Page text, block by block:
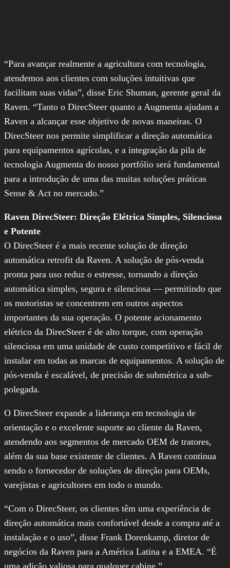
“Para avançar realmente a agricultura com tecnologia,
atendemos aos clientes com soluções intuitivas que
facilitam suas vidas”, disse Eric Shuman, gerente geral da
Raven. “Tanto o DirecSteer quanto a Augmenta ajudam a
Raven a alcançar esse objetivo de novas maneiras. O
DirecSteer nos permite simplificar a direção automática
para equipamentos agrícolas, e a integração da pila de
tecnologia Augmenta do nosso portfólio será fundamental
para a introdução de uma das muitas soluções práticas
Sense & Act no mercado.”
Raven DirecSteer: Direção Elétrica Simples, Silenciosa
e Potente
O DirecSteer é a mais recente solução de direção
automática retrofit da Raven. A solução de pós-venda
pronta para uso reduz o estresse, tornando a direção
automática simples, segura e silenciosa — permitindo que
os motoristas se concentrem em outros aspectos
importantes da sua operação. O potente acionamento
elétrico da DirecSteer é de alto torque, com operação
silenciosa em uma unidade de custo competitivo e fácil de
instalar em todas as marcas de equipamentos. A solução de
pós-venda é escalável, de precisão de submétrica a sub-
polegada.
O DirecSteer expande a liderança em tecnologia de
orientação e o excelente suporte ao cliente da Raven,
atendendo aos segmentos de mercado OEM de tratores,
além da sua base existente de clientes. A Raven continua
sendo o fornecedor de soluções de direção para OEMs,
varejistas e agricultores em todo o mundo.
“Com o DirecSteer, os clientes têm uma experiência de
direção automática mais confortável desde a compra até a
instalação e o uso”, disse Frank Dorenkamp, diretor de
negócios da Raven para a América Latina e a EMEA. “É
uma adição valiosa para qualquer cabine.”